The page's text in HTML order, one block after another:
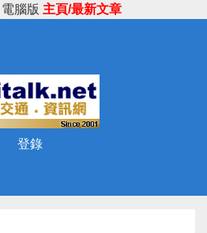
電腦版 主頁/最新文章
登錄